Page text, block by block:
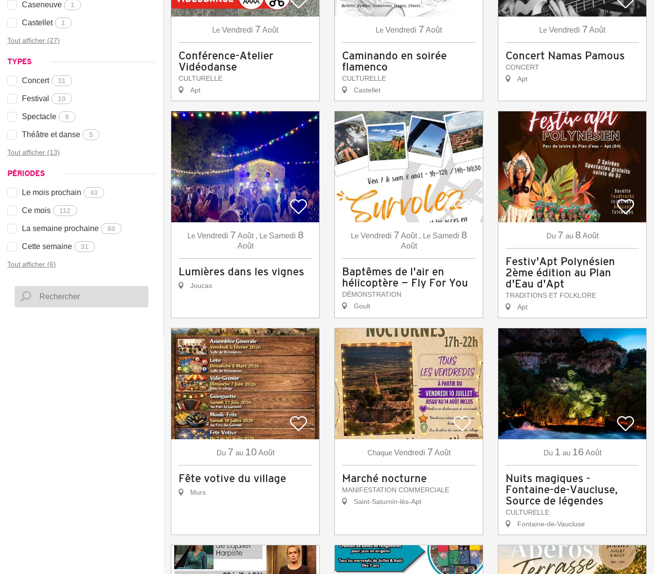
Caseneuve 1
Castellet 1
Tout afficher (27)
TYPES
Concert 31
Festival 10
Spectacle 6
Théâtre et danse 5
Tout afficher (13)
PÉRIODES
Le mois prochain 43
Ce mois 112
La semaine prochaine 60
Cette semaine 31
Tout afficher (6)
Le Vendredi 7 Août
Conférence-Atelier
Vidéodanse
CULTURELLE
Apt
Le Vendredi 7 Août
Caminando en soirée
flamenco
CULTURELLE
Castellet
Le Vendredi 7 Août
Concert Namas Pamous
CONCERT
Apt
Le Vendredi 7 Août, Le Samedi 8
Août
Lumières dans les vignes
Joucas
Le Vendredi 7 Août, Le Samedi 8
Août
Baptêmes de l'air en
hélicoptère — Fly For You
DÉMONSTRATION
Goult
Du 7 au 8 Août
Festiv'Apt Polynésien
2ème édition au Plan
d'Eau d'Apt
TRADITIONS ET FOLKLORE
Apt
Du 7 au 10 Août
Fête votive du village
Murs
Chaque Vendredi 7 Août
Marché nocturne
MANIFESTATION COMMERCIALE
Saint-Saturnin-lès-Apt
Du 1 au 16 Août
Nuits magiques -
Fontaine-de-Vaucluse,
Source de légendes
CULTURELLE
Fontaine-de-Vaucluse